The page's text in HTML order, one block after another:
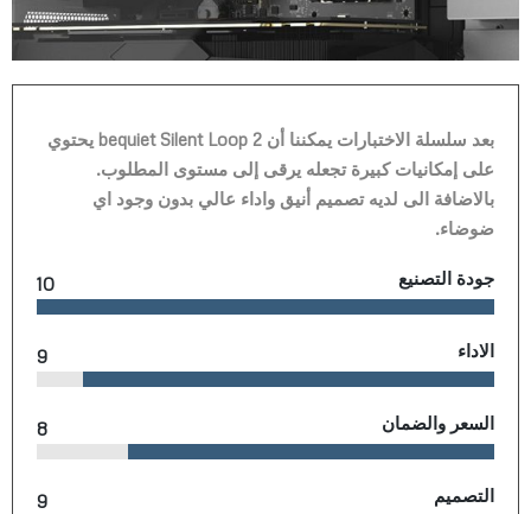
بعد سلسلة الاختبارات يمكننا أن bequiet Silent Loop 2 يحتوي
على إمكانيات كبيرة تجعله يرقى إلى مستوى المطلوب.
بالاضافة الى لديه تصميم أنيق واداء عالي بدون وجود اي
ضوضاء.
جودة التصنيع 10
الاداء 9
السعر والضمان 8
التصميم 9